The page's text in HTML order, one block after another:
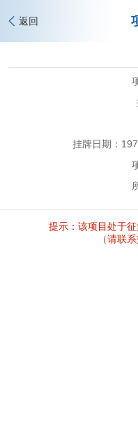
返回
挂牌日期：
提示：该项目处于
（请联